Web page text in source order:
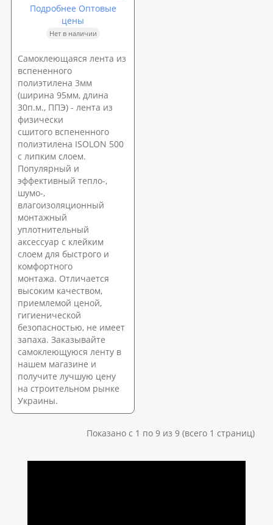
Подробнее Оптовые
цены
Нет в наличии
Самоклеющаяся лента из
вспененного
полиэтилена 3мм
(ширина 95мм, длина
30п.м., ППЭ) - лента из
физически
сшитого вспененного
полиэтилена ISOLON 500
с липким слоем.
Популярный и
эффективный тепло-,
шумо-,
влагоизоляционный
монтажный
уплотнительный
аксессуар с клейким
слоем для быстрого и
комфортного
монтажа. Отличается
высоким качеством,
приемлемой ценой,
гигиенической
безопасностью, не имеет
запаха. Заказывайте
самоклеющуюся ленту в
нашем магазине и
получите лучшую цену
на строительном рынке
Украины.
Показано с 1 по 9 из 9 (всего 1 страниц)